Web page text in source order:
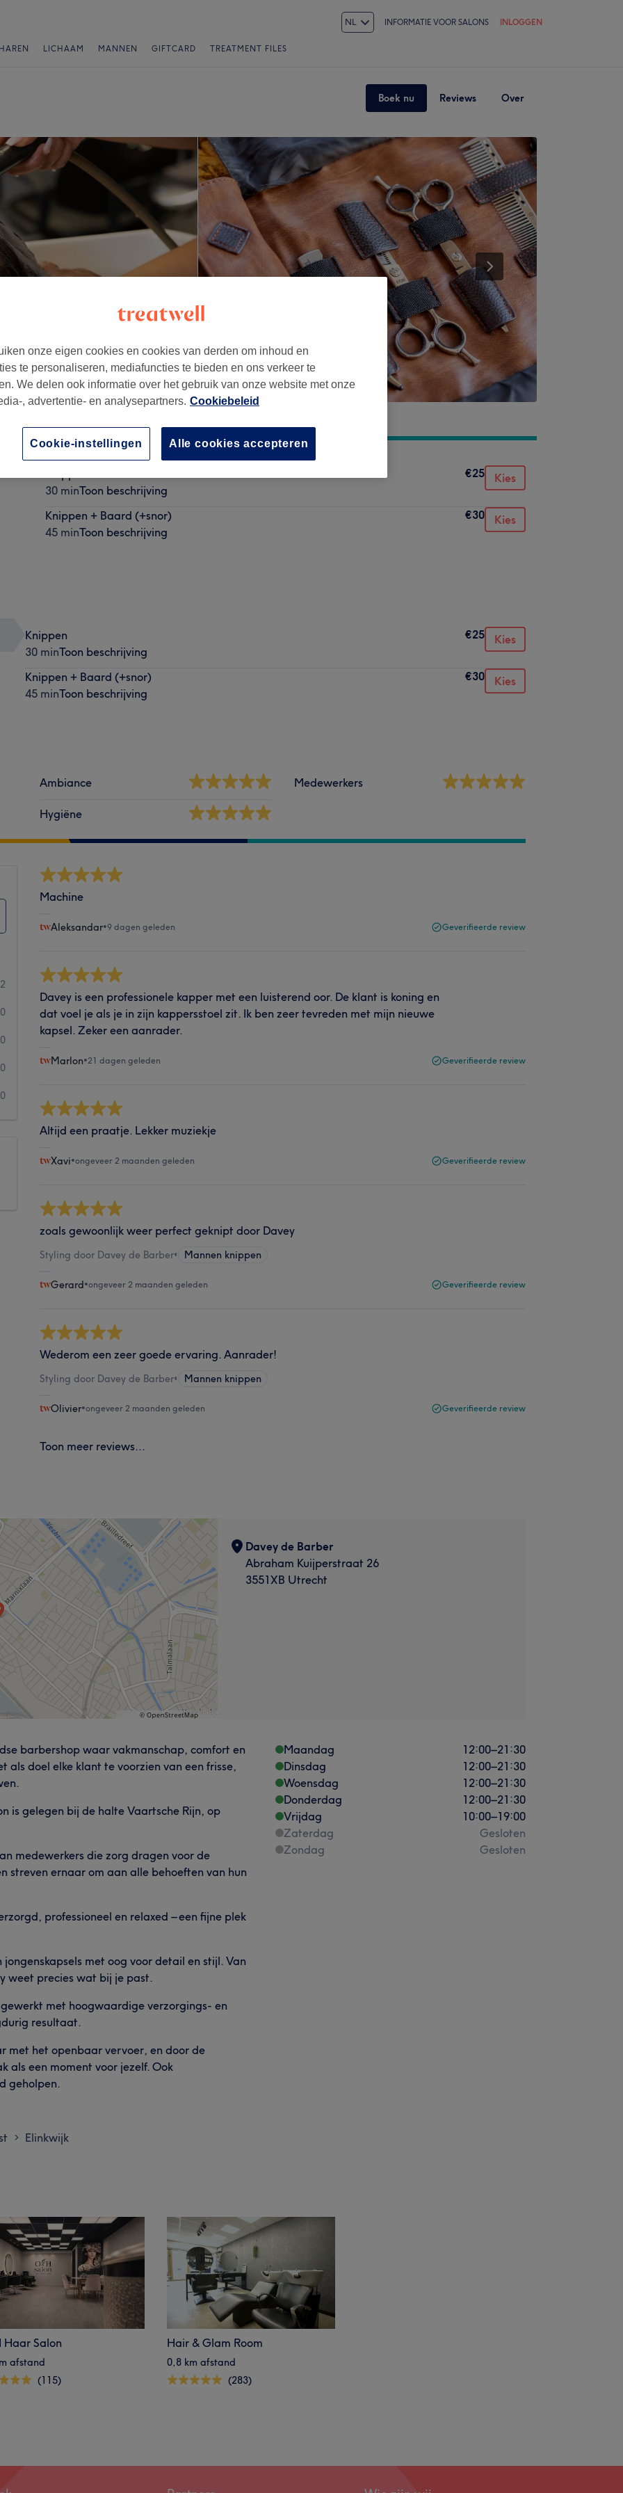
NL INFORMATIE VOOR SALONS INLOGGEN
LICHAAM MANNEN GIFTCARD TREATMENT FILES
Boek nu Reviews Over
30 minToon beschrijving
€25 Kies
Knippen + Baard (+snor)
45 minToon beschrijving
€30 Kies
Knippen
30 minToon beschrijving
€25 Kies
Knippen + Baard (+snor)
45 minToon beschrijving
€30 Kies
Ambiance
Hygiëne
Medewerkers
0
0
0
0
Machine
Aleksandar•9 dagen geleden Geverifieerde review
Davey is een professionele kapper met een luisterend oor. De klant is koning en
dat voel je als je in zijn kappersstoel zit. Ik ben zeer tevreden met mijn nieuwe
kapsel. Zeker een aanrader.
Marlon•21 dagen geleden Geverifieerde review
Altijd een praatje. Lekker muziekje
Xavi•ongeveer 2 maanden geleden Geverifieerde review
zoals gewoonlijk weer perfect geknipt door Davey
Styling door Davey de Barber• Mannen knippen
Gerard•ongeveer 2 maanden geleden Geverifieerde review
Wederom een zeer goede ervaring. Aanrader!
Styling door Davey de Barber• Mannen knippen
Olivier•ongeveer 2 maanden geleden Geverifieerde review
Toon meer reviews...
Davey de Barber
Abraham Kuijperstraat 26
3551XB Utrecht
barbershop waar vakmanschap, comfort en
doel elke klant te voorzien van een frisse,
is gelegen bij de halte Vaartsche Rijn, op
medewerkers die zorg dragen voor de
streven ernaar om aan alle behoeften van hun
professioneel en relaxed – een fijne plek
met oog voor detail en stijl. Van
weet precies wat bij je past.
met hoogwaardige verzorgings- en
resultaat.
met het openbaar vervoer, en door de
als een moment voor jezelf. Ook
geholpen.
Maandag 12:00–21:30
Dinsdag
12:00–21:30
Woensdag
12:00–21:30
Donderdag
12:00–21:30
Vrijdag
10:00–19:00
Zaterdag
Gesloten
Zondag
Gesloten
> Elinkwijk
Haar Salon
afstand
(115)
Hair & Glam Room
0,8 km afstand
(283)
onze eigen cookies en cookies van derden om inhoud en
te personaliseren, mediafuncties te bieden en ons verkeer te
We delen ook informatie over het gebruik van onze website met onze
, advertentie- en analysepartners. Cookiebeleid
Alle cookies accepteren
Cookie-instellingen